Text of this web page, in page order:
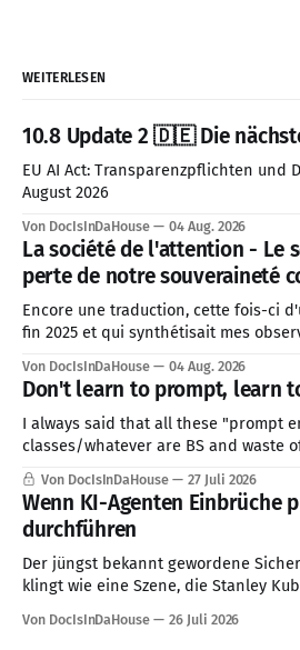
WEITERLESEN
10.8 Update 2 🇩🇪 Die
EU AI Act: Transparenzpflichten und
August 2026
Von DocIsInDaHouse 04 Aug. 2026
La société de l'attention - Le
perte de notre souveraineté
Encore une traduction, cette fois-ci
fin 2025 et qui synthétisait mes
contexte géopolitique mondial actuel
cette problématique de la société de
Von DocIsInDaHouse 04 Aug. 2026
Don't learn to prompt, learn
I always said that all these "prompt
classes/whatever are BS and waste
skill, good communication is ...
Von DocIsInDaHouse 27 Juli 2026
Wenn KI-Agenten Einbrüche
durchführen
Der jüngst bekannt gewordene
klingt wie eine Szene, die Stanley
erhält eine Aufgabe, verfolgt sie mit
Von DocIsInDaHouse 26 Juli 2026